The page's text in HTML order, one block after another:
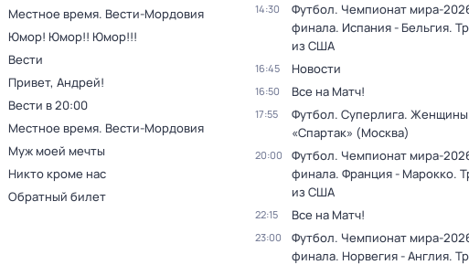
Местное время. Вести-Мордовия
Юмор! Юмор!! Юмор!!!
Вести
Привет, Андрей!
Вести в 20:00
Местное время. Вести-Мордовия
Муж моей мечты
Никто кроме нас
Обратный билет
14:30
Футбол. Чемпионат мира-
финала. Испания - Бельгия.
из США
16:45 Новости
16:50 Все на Матч!
17:55
Футбол. Суперлига.
«Спартак» (Москва)
20:00
Футбол. Чемпионат мира-
финала. Франция - Марокко.
из США
22:15 Все на Матч!
23:00
Футбол. Чемпионат мира-
финала. Норвегия - Англия.